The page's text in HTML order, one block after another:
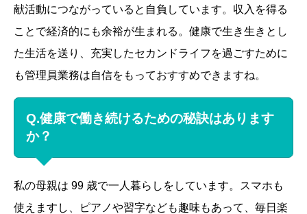
献活動につながっていると自負しています。収入を得る
ことで経済的にも余裕が生まれる。健康で生き生きとし
た生活を送り、充実したセカンドライフを過ごすために
も管理員業務は自信をもっておすすめできますね。
Q.健康で働き続けるための秘訣はあります
か？
私の母親は 99 歳で一人暮らしをしています。スマホも
使えますし、ピアノや習字なども趣味もあって、毎日楽